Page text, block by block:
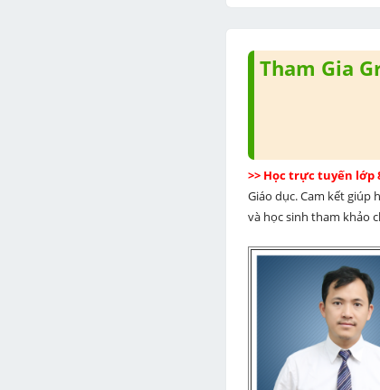
Tham Gia
>> Học trực tuyến lớp
Giáo dục. Cam kết giúp
và học sinh tham khảo